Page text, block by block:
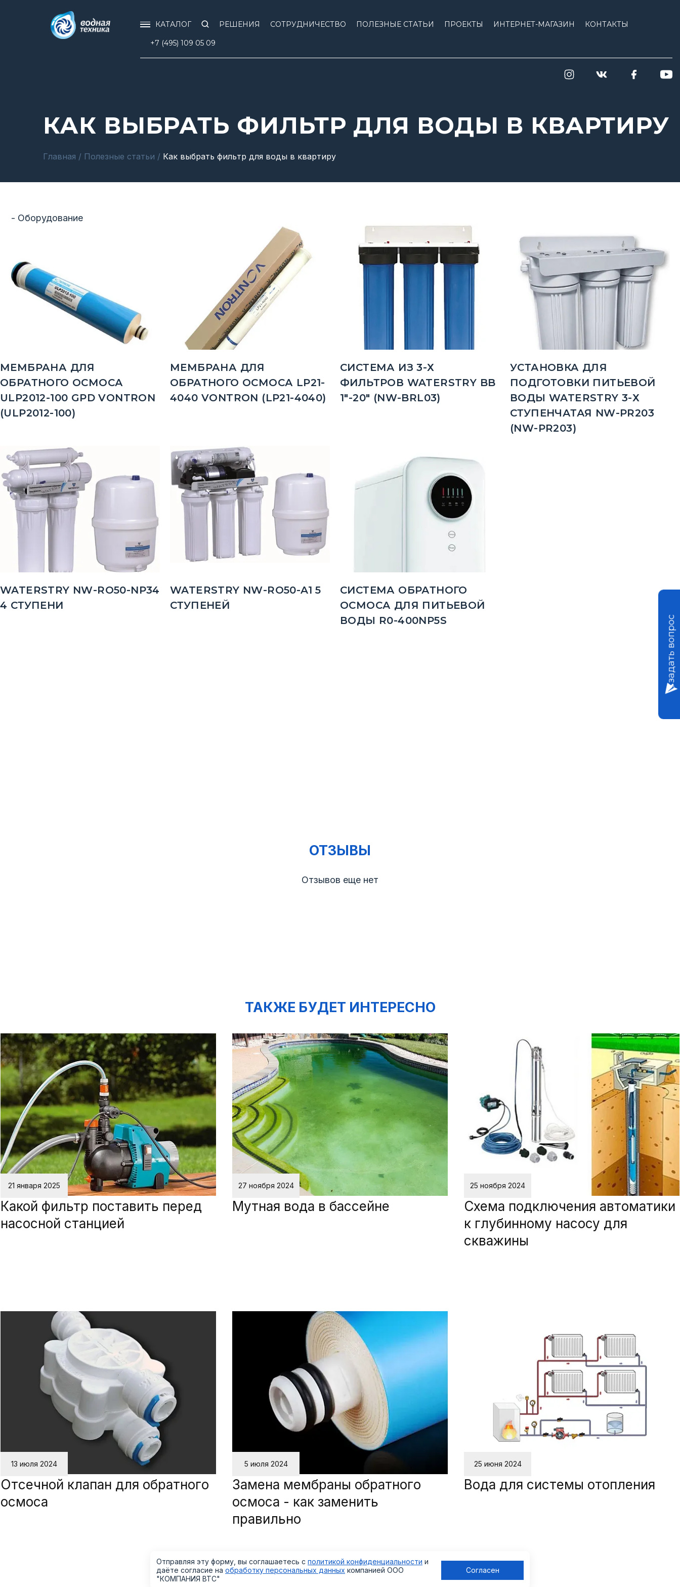
КАТАЛОГ РЕШЕНИЯ СОТРУДНИЧЕСТВО ПОЛЕЗНЫЕ СТАТЬИ ПРОЕКТЫ ИНТЕРНЕТ-МАГАЗИН КОНТАКТЫ
+7 (495) 109 05 09
КАК ВЫБРАТЬ ФИЛЬТР ДЛЯ ВОДЫ В КВАРТИРУ
Главная / Полезные статьи / Как выбрать фильтр для воды в квартиру
- Оборудование
МЕМБРАНА ДЛЯ
ОБРАТНОГО ОСМОСА
ULP2012-100 GPD VONTRON
(ULP2012-100)
МЕМБРАНА ДЛЯ
ОБРАТНОГО ОСМОСА LP21-
4040 VONTRON (LP21-4040)
СИСТЕМА ИЗ 3-Х
ФИЛЬТРОВ WATERSTRY BB
1"-20" (NW-BRL03)
УСТАНОВКА ДЛЯ
ПОДГОТОВКИ ПИТЬЕВОЙ
ВОДЫ WATERSTRY 3-Х
СТУПЕНЧАТАЯ NW-PR203
(NW-PR203)
WATERSTRY NW-RO50-NP34
4 СТУПЕНИ
WATERSTRY NW-RO50-A1 5
СТУПЕНЕЙ
СИСТЕМА ОБРАТНОГО
ОСМОСА ДЛЯ ПИТЬЕВОЙ
ВОДЫ R0-400NP5S
ОТЗЫВЫ
Отзывов еще нет
ТАКЖЕ БУДЕТ ИНТЕРЕСНО
21 января 2025
Какой фильтр поставить перед
насосной станцией
27 ноября 2024
Мутная вода в бассейне
25 ноября 2024
Схема подключения автоматики
к глубинному насосу для
скважины
13 июля 2024
Отсечной клапан для обратного
осмоса
5 июля 2024
Замена мембраны обратного
осмоса - как заменить
правильно
25 июня 2024
Вода для системы отопления
задать вопрос
Отправляя эту форму, вы соглашаетесь с политикой конфиденциальности и
даёте согласие на обработку персональных данных компанией ООО
"КОМПАНИЯ ВТС"
Согласен